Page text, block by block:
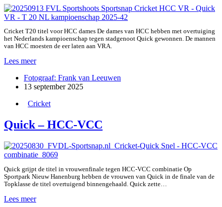
Cricket T20 titel voor HCC dames De dames van HCC hebben met overtuiging
het Nederlands kampioenschap tegen stadgenoot Quick gewonnen. De mannen
van HCC moesten de eer laten aan VRA.
Lees meerHCC
–
Quick
Fotograaf: Frank van Leeuwen
13 september 2025
Cricket
Quick – HCC-VCC
Quick grijpt de titel in vrouwenfinale tegen HCC-VCC combinatie Op
Sportpark Nieuw Hanenburg hebben de vrouwen van Quick in de finale van de
Topklasse de titel overtuigend binnengehaald. Quick zette…
Lees meerQuick